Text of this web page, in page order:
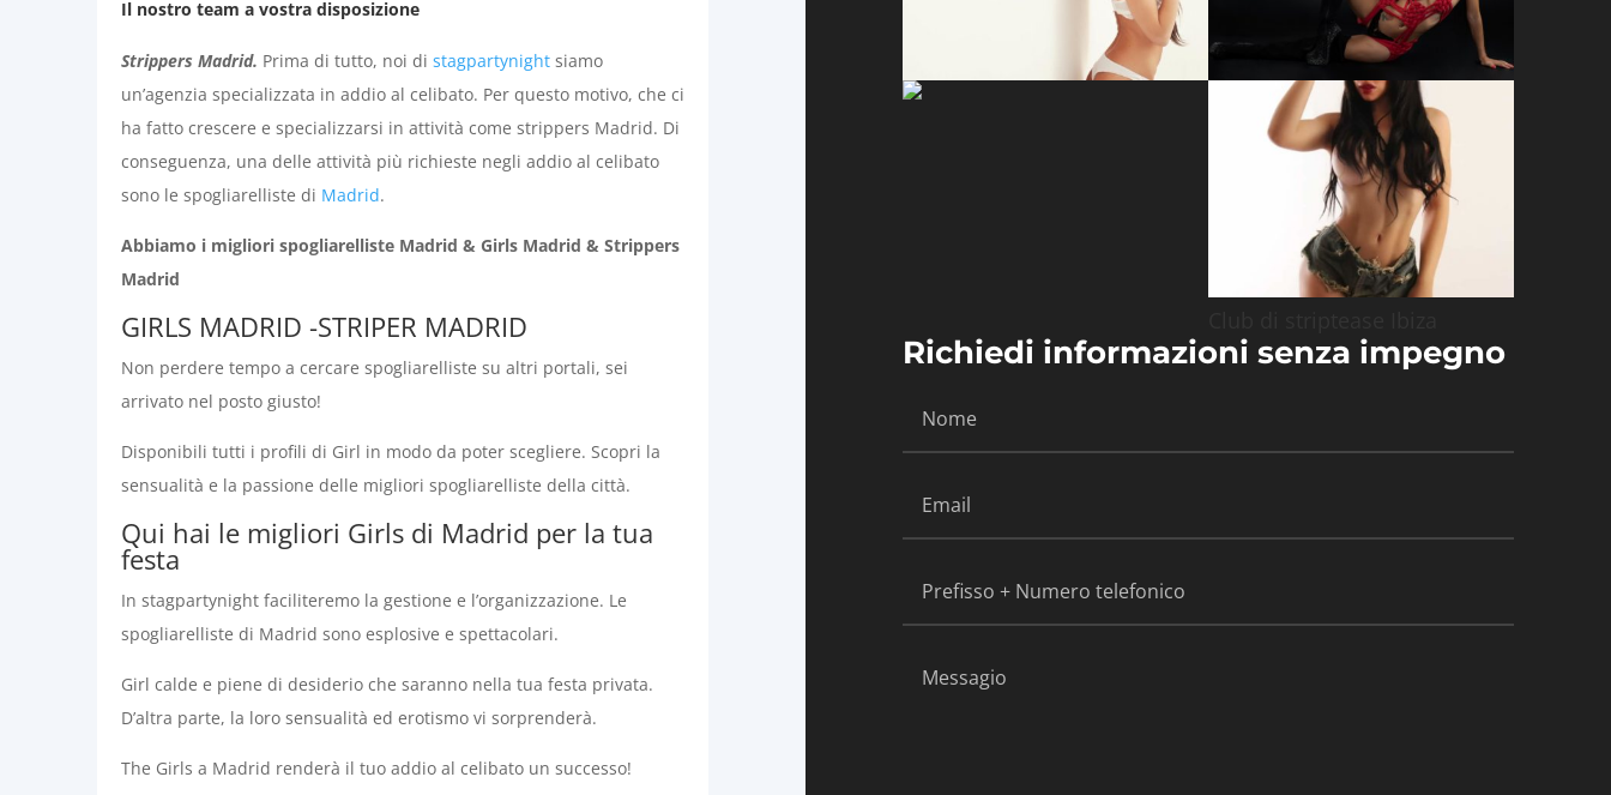
Il nostro team a vostra disposizione
Strippers Madrid. Prima di tutto, noi di stagpartynightsiamo
un’agenzia specializzata in addio al celibato. Per questo motivo, che ci
ha fatto crescere e specializzarsi in attività come strippers Madrid. Di
conseguenza, una delle attività più richieste negli addio al celibato
sono le spogliarelliste di Madrid.
Abbiamo i migliori spogliarelliste Madrid & Girls Madrid & Strippers
Madrid
GIRLS MADRID -STRIPER MADRID
Non perdere tempo a cercare spogliarelliste su altri portali, sei
arrivato nel posto giusto!
Disponibili tutti i profili di Girl in modo da poter scegliere. Scopri la
sensualità e la passione delle migliori spogliarelliste della città.
Qui hai le migliori Girls di Madrid per la tua
festa
In stagpartynight faciliteremo la gestione e l’organizzazione. Le
spogliarelliste di Madrid sono esplosive e spettacolari.
Girl calde e piene di desiderio che saranno nella tua festa privata.
D’altra parte, la loro sensualità ed erotismo vi sorprenderà.
The Girls a Madrid renderà il tuo addio al celibato un successo!
Richiedi informazioni senza impegno